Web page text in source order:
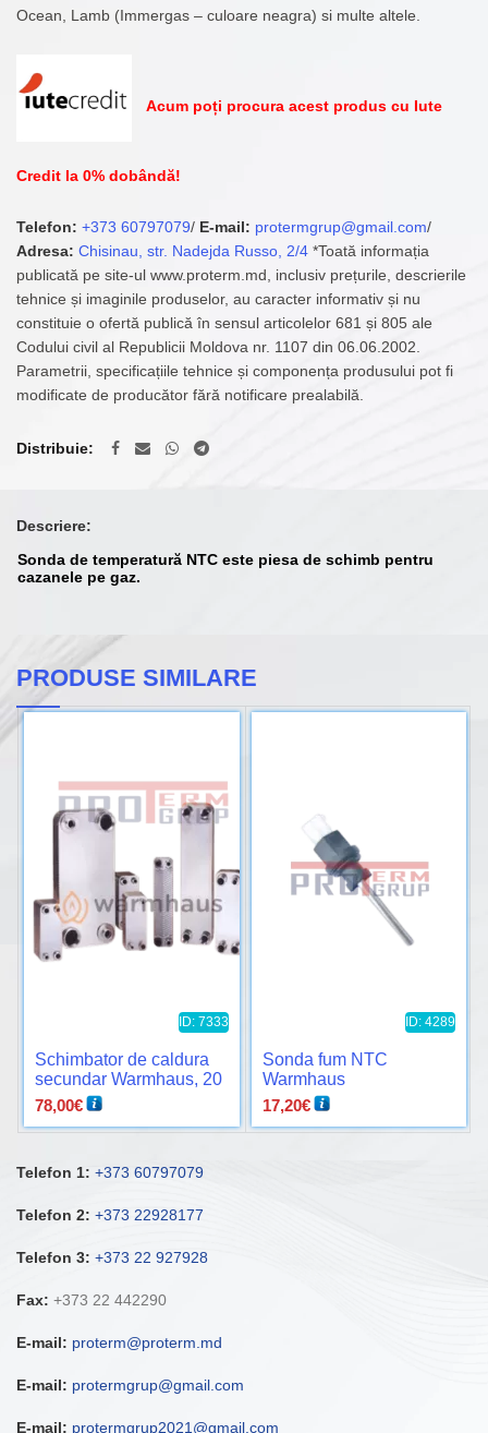
Ocean, Lamb (Immergas – culoare neagra) si multe altele.
Acum poți procura acest produs cu Iute
Credit la 0% dobândă!
Telefon: +373 60797079/ E-mail: protermgrup@gmail.com/
Adresa: Chisinau, str. Nadejda Russo, 2/4 *Toată informația
publicată pe site-ul www.proterm.md, inclusiv prețurile, descrierile
tehnice și imaginile produselor, au caracter informativ și nu
constituie o ofertă publică în sensul articolelor 681 și 805 ale
Codului civil al Republicii Moldova nr. 1107 din 06.06.2002.
Parametrii, specificațiile tehnice și componența produsului pot fi
modificate de producător fără notificare prealabilă.
Distribuie
Descriere:
Sonda de temperatură NTC este piesa de schimb pentru
cazanele pe gaz.
PRODUSE SIMILARE
ID: 7333
Schimbator de caldura
secundar Warmhaus, 20
placi
78,00€
ID: 4289
Sonda fum NTC
Warmhaus
17,20€
Telefon 1: +373 60797079
Telefon 2: +373 22928177
Telefon 3: +373 22 927928
Fax: +373 22 442290
E-mail: proterm@proterm.md
E-mail: protermgrup@gmail.com
E-mail: protermgrup2021@gmail.com